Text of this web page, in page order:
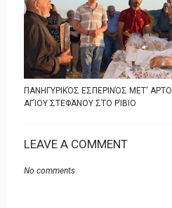
ΠΑΝΗΓΥΡΙΚΌΣ ΕΣΠΕΡΙΝΌΣ ΜΕΤ'
ΑΓΊΟΥ ΣΤΕΦΆΝΟΥ ΣΤΟ ΡΊΒΙΟ
LEAVE A COMMENT
No comments